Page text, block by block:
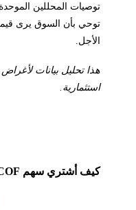
توصيات المحللين
توحي بأن السوق يرى
الأجل.
هذا تحليل بيانات لأغراض
استثمارية.
كيف أشتري سهم COF؟